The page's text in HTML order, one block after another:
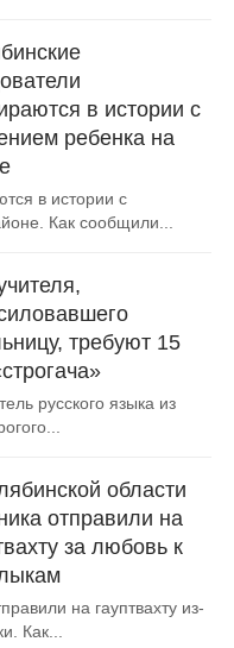
в истории с
ребенка на
в истории с
Как сообщили...
требуют 15
русского языка из
области
отправили на
за любовь к
на гауптвахту из-
Как...